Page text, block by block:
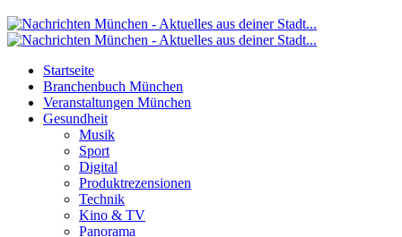
Startseite
Branchenbuch München
Veranstaltungen München
Gesundheit
Musik
Sport
Digital
Produktrezensionen
Technik
Kino & TV
Panorama